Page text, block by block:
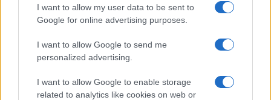
I want to allow my user data to be sent to
Google for online advertising purposes.
I want to allow Google to send me
personalized advertising.
I want to allow Google to enable storage
related to analytics like cookies on web or
Invia un Comunicato Stampa| Pubblicità Segnala